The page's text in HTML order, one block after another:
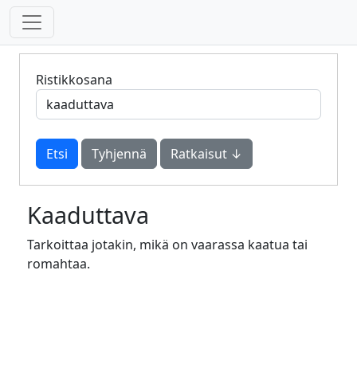
Ristikkosana
Tyhjennä Ratkaisut ↓
Kaaduttava
Tarkoittaa jotakin, mikä on vaarassa kaatua tai
romahtaa.